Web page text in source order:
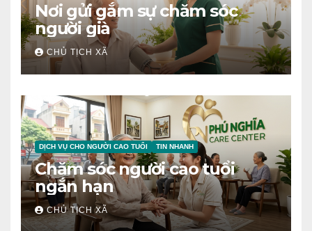
Nơi gửi gắm sự chăm sóc
người già
CHỦ TỊCH XÃ
DỊCH VỤ CHO NGƯỜI CAO TUỔI TIN NHANH
Chăm sóc người cao tuổi
ngắn hạn
CHỦ TỊCH XÃ